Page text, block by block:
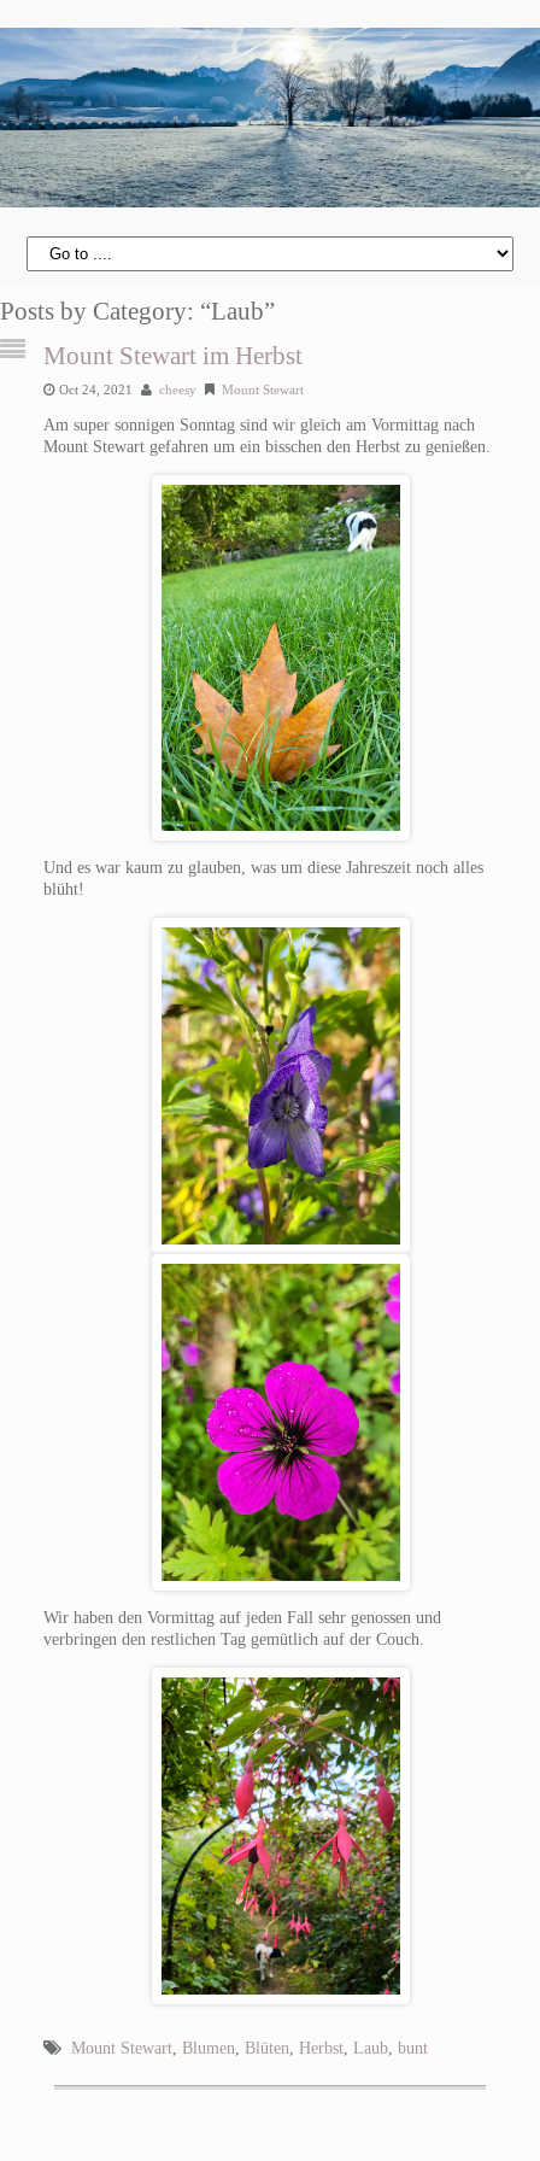
Posts by Category: “Laub”
Mount Stewart im Herbst
Oct 24, 2021 cheesy Mount Stewart
Am super sonnigen Sonntag sind wir gleich am Vormittag nach
Mount Stewart gefahren um ein bisschen den Herbst zu genießen.
Und es war kaum zu glauben, was um diese Jahreszeit noch alles
blüht!
Wir haben den Vormittag auf jeden Fall sehr genossen und
verbringen den restlichen Tag gemütlich auf der Couch.
Mount Stewart, Blumen Blüten Herbst, Laub, bunt